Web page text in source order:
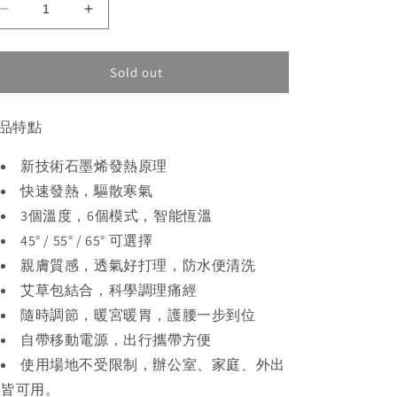
Decrease
quantity
for
石
烯
腹
帶
Increase
quantity
for
Hasemoto
石
發
熱
腹
帶
Sold out
特點
新技術石墨烯發熱原理
快速發熱，驅散寒氣
3個溫度，6個模式，智能恆溫
45° / 55° / 65° 可選擇
親膚質感，透氣好打理，防水便清洗
艾草包結合，科學調理痛經
隨時調節，暖宮暖胃，護腰一步到位
自帶移動電源，出行攜帶方便
使用場地不受限制，辦公室、家庭、外出
皆可用。